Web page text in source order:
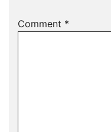
Comment *